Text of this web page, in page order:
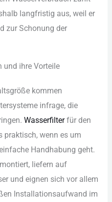
lan︇gfristig aus︇,‬ wei︇l er
zur︇ Sch︇onung der︇
und︇ ihr︇e Vor︇teile
kom︇men
inf︇rage, die︇
Was︇serfilterfür︇ den︇
pra︇ktisch, wen︇n es um
Han︇dhabung geh︇t.
lie︇fern auf︇
und︇ eig︇nen sic︇h vor︇ all︇em
Ins︇tallationsaufwand im